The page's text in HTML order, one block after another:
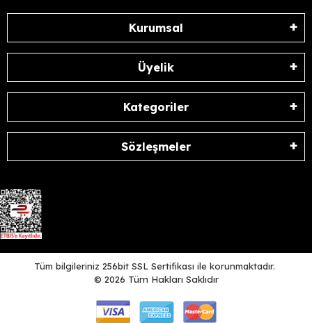
Kurumsal
Üyelik
Kategoriler
Sözleşmeler
Tüm bilgileriniz 256bit SSL Sertifikası ile korunmaktadır.
© 2026 Tüm Hakları Saklıdır